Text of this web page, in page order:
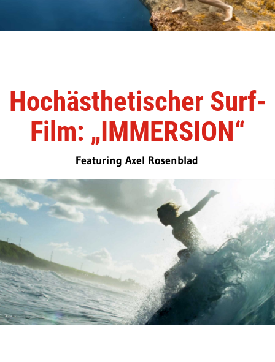
Hochästhetischer Surf-
Film: „IMMERSION“
Featuring Axel Rosenblad